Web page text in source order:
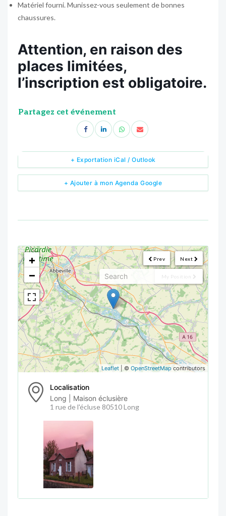
Matériel fourni. Munissez-vous seulement de bonnes
chaussures.
Attention, en raison des
places limitées,
l’inscription est obligatoire.
Partagez cet événement
+ Ajouter à mon Agenda Google
+ Exportation iCal / Outlook
Next
Prev
My Position
<!---->
+
−
Leaflet | © OpenStreetMap contributors
Localisation
Long | Maison éclusière
1 rue de l'écluse 80510 Long